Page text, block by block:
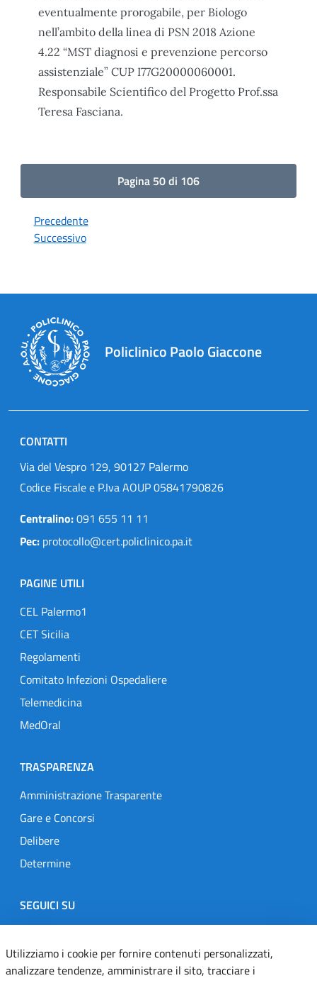
eventualmente prorogabile, per Biologo
nell’ambito della linea di PSN 2018 Azione
4.22 “MST diagnosi e prevenzione percorso
assistenziale” CUP I77G20000060001.
Responsabile Scientifico del Progetto Prof.ssa
Teresa Fasciana.
Pagina 50 di 106
Precedente
Successivo
Policlinico Paolo Giaccone
CONTATTI
Via del Vespro 129, 90127 Palermo
Codice Fiscale e P.Iva AOUP 05841790826
Centralino:091 655 11 11
Pec: protocollo@cert.policlinico.pa.it
PAGINE UTILI
CEL Palermo1
CET Sicilia
Regolamenti
Comitato Infezioni Ospedaliere
Telemedicina
MedOral
TRASPARENZA
Amministrazione Trasparente
Gare e Concorsi
Delibere
Determine
SEGUICI SU
Designers Italia
TwitterInstagramYoutubeLinkedin
Utilizziamo i cookie per fornire contenuti personalizzati,
analizzare tendenze, amministrare il sito, tracciare i